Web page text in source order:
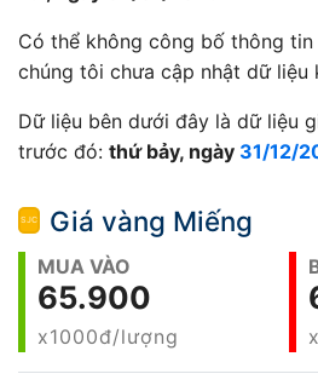
Có thể không công bố thông
chúng tôi chưa cập nhật dữ liệu
Dữ liệu bên dưới đây là dữ liệu
trước đó: thứ bảy, ngày 31/12/
Giá vàng Miếng
MUA VÀO
65.900
x1000đ/lượng